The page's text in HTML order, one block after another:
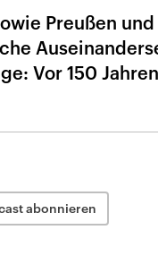
Preußen
Vor 150
abonnieren